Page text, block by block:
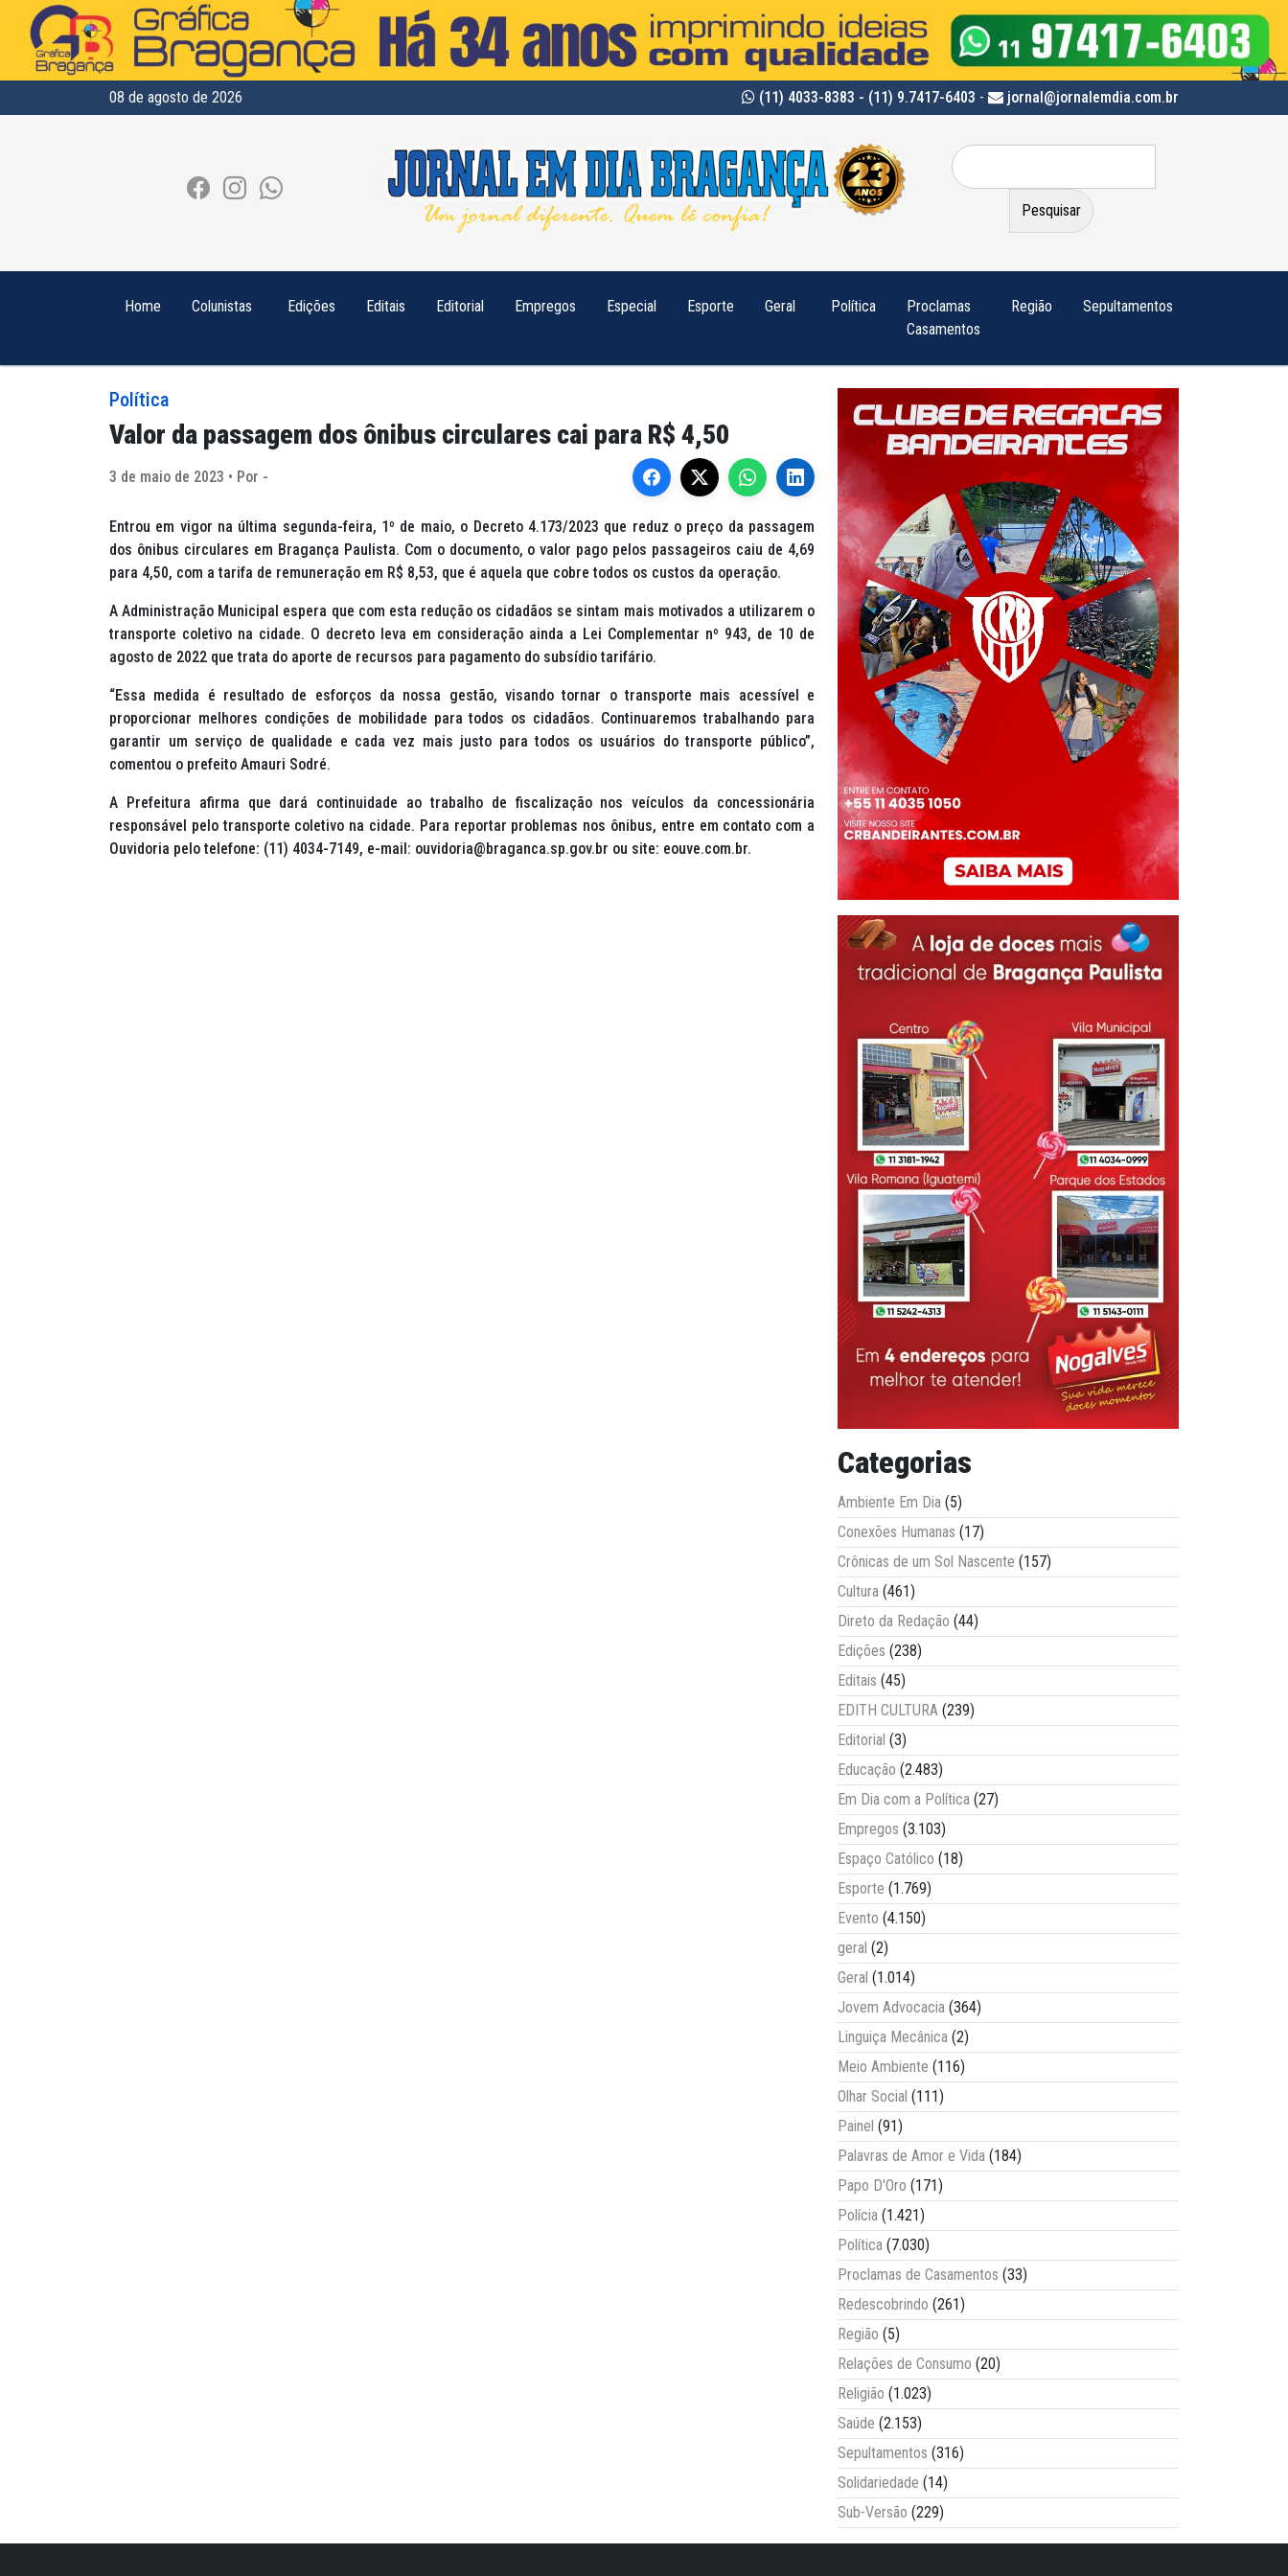
08 de agosto de 2026 (11) 4033-8383 - (11) 9.7417-6403 - jornal@jornalemdia.com.br
Pesquisar
por:
Home Colunistas Edições Editais Editorial Empregos Especial Esporte Geral Política
Proclamas
Casamentos
Região Sepultamentos
Política
Valor da passagem dos ônibus circulares cai para R$ 4,50
3 de maio de 2023 • Por -
Entrou em vigor na última segunda-feira, 1º de maio, o Decreto 4.173/2023 que reduz o preço da passagem
dos ônibus circulares em Bragança Paulista. Com o documento, o valor pago pelos passageiros caiu de 4,69
para 4,50, com a tarifa de remuneração em R$ 8,53, que é aquela que cobre todos os custos da operação.
A Administração Municipal espera que com esta redução os cidadãos se sintam mais motivados a utilizarem o
transporte coletivo na cidade. O decreto leva em consideração ainda a Lei Complementar nº 943, de 10 de
agosto de 2022 que trata do aporte de recursos para pagamento do subsídio tarifário.
“Essa medida é resultado de esforços da nossa gestão, visando tornar o transporte mais acessível e
proporcionar melhores condições de mobilidade para todos os cidadãos. Continuaremos trabalhando para
garantir um serviço de qualidade e cada vez mais justo para todos os usuários do transporte público”,
comentou o prefeito Amauri Sodré.
A Prefeitura afirma que dará continuidade ao trabalho de fiscalização nos veículos da concessionária
responsável pelo transporte coletivo na cidade. Para reportar problemas nos ônibus, entre em contato com a
Ouvidoria pelo telefone: (11) 4034-7149, e-mail: ouvidoria@braganca.sp.gov.br ou site: eouve.com.br.
Categorias
Ambiente Em Dia (5)
Conexões Humanas (17)
Crônicas de um Sol Nascente (157)
Cultura (461)
Direto da Redação (44)
Edições (238)
Editais (45)
EDITH CULTURA (239)
Editorial (3)
Educação (2.483)
Em Dia com a Política (27)
Empregos (3.103)
Espaço Católico (18)
Esporte (1.769)
Evento (4.150)
geral (2)
Geral (1.014)
Jovem Advocacia (364)
Linguiça Mecânica (2)
Meio Ambiente (116)
Olhar Social (111)
Painel (91)
Palavras de Amor e Vida (184)
Papo D'Oro (171)
Polícia (1.421)
Política (7.030)
Proclamas de Casamentos (33)
Redescobrindo (261)
Região (5)
Relações de Consumo (20)
Religião (1.023)
Saúde (2.153)
Sepultamentos (316)
Solidariedade (14)
Sub-Versão (229)